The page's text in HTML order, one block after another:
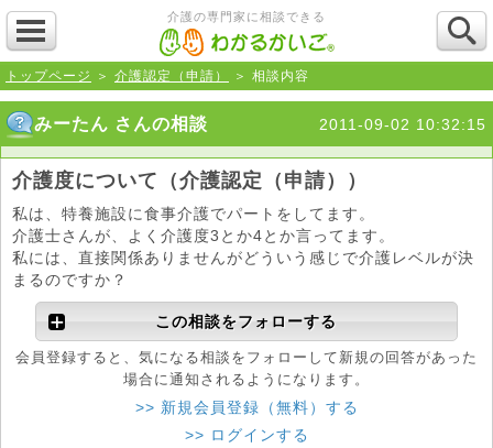
介護の専門家に相談できる
トップページ ＞ 介護認定（申請） ＞ 相談内容
みーたん さんの相談 2011-09-02 10:32:15
介護度について（介護認定（申請））
私は、特養施設に食事介護でパートをしてます。
介護士さんが、よく介護度3とか4とか言ってます。
私には、直接関係ありませんがどういう感じで介護レベルが決
まるのですか？
この相談をフォローする
会員登録すると、気になる相談をフォローして新規の回答があった
場合に通知されるようになります。
>> 新規会員登録（無料）する
>> ログインする